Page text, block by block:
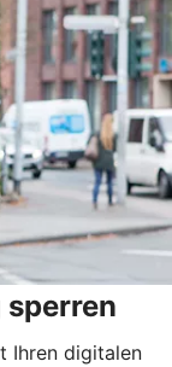
Ihren digitalen